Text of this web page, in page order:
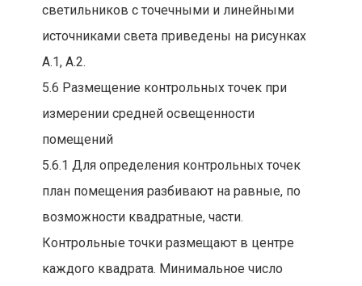
светильников с точечными и линейными
источниками света приведены на рисунках
A.1, A.2.
5.6 Размещение контрольных точек при
измерении средней освещенности
помещений
5.6.1 Для определения контрольных точек
план помещения разбивают на равные, по
возможности квадратные, части.
Контрольные точки размещают в центре
каждого квадрата. Минимальное число